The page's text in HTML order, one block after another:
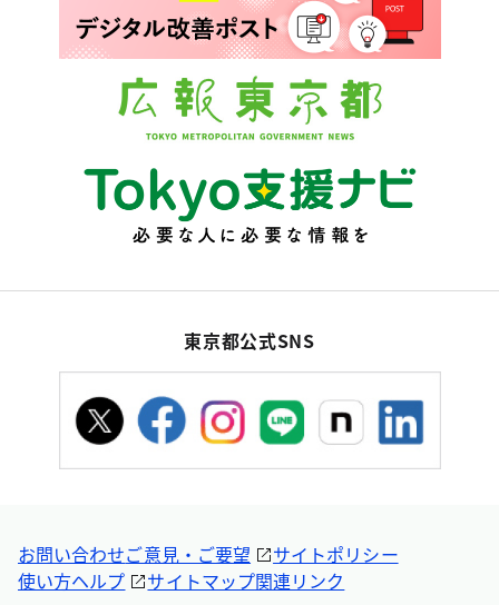
東京都公式SNS
お問い合わせご意見・ご要望
サイトポリシー
使い方ヘルプ
サイトマップ関連リンク